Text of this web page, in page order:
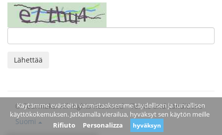
Lähettää
© Tourmake. All Rights Reserved -Terms and conditions
Suomi
Käytämme evästeitä varmistaaksemme täydellisen ja turvallisen
käyttökokemuksen. Jatkamalla vierailua, hyväksyt sen käytön meille
Rifiuto
Personalizza hyväksyn